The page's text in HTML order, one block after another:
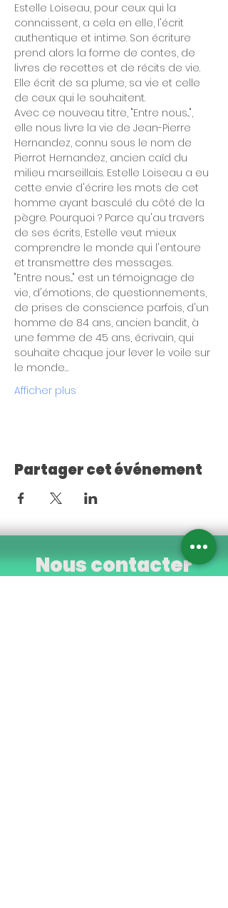
Estelle Loiseau, pour ceux qui la
connaissent, a cela en elle, l'écrit
authentique et intime. Son écriture
prend alors la forme de contes, de
livres de recettes et de récits de vie.
Elle écrit de sa plume, sa vie et celle
de ceux qui le souhaitent.
Avec ce nouveau titre, "Entre nous...",
elle nous livre la vie de Jean-Pierre
Hernandez, connu sous le nom de
Pierrot Hernandez, ancien caïd du
milieu marseillais. Estelle Loiseau a eu
cette envie d'écrire les mots de cet
homme ayant basculé du côté de la
pègre. Pourquoi ? Parce qu'au travers
de ses écrits, Estelle veut mieux
comprendre le monde qui l'entoure
et transmettre des messages.
"Entre nous..." est un témoignage de
vie, d'émotions, de questionnements,
de prises de conscience parfois, d'un
homme de 84 ans, ancien bandit, à
une femme de 45 ans, écrivain, qui
souhaite chaque jour lever le voile sur
le monde…
Afficher plus
Partager cet événement
Nous contacter